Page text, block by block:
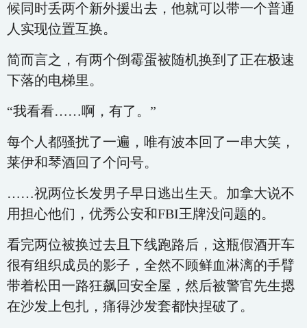
候同时丢两个新外援出去，他就可以带一个普通
人实现位置互换。
简而言之，有两个倒霉蛋被随机换到了正在极速
下落的电梯里。
“我看看……啊，有了。”
每个人都骚扰了一遍，唯有波本回了一串大笑，
莱伊和琴酒回了个问号。
……祝两位长发男子早日逃出生天。加拿大说不
用担心他们，优秀公安和FBI王牌没问题的。
看完两位被换过去且下线跑路后，这瓶假酒开车
很有组织成员的影子，全然不顾鲜血淋漓的手臂
带着松田一路狂飙回安全屋，然后被警官先生摁
在沙发上包扎，痛得沙发套都快捏破了。